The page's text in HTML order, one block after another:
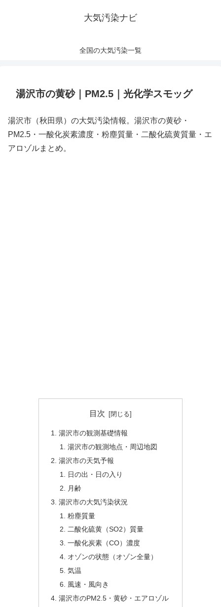
大気汚染ナビ
全国の大気汚染一覧
湯沢市の黄砂｜PM2.5｜光化学スモッグ
湯沢市（秋田県）の大気汚染情報。湯沢市の黄砂・
PM2.5・一酸化炭素濃度・粉塵質量・二酸化硫黄質量・エ
アロゾルまとめ。
目次
湯沢市の観測基礎情報
湯沢市の観測地点・周辺地図
湯沢市の天気予報
日の出・日の入り
月齢
湯沢市の大気汚染状況
粉塵質量
二酸化硫黄（SO2）質量
一酸化炭素（CO）濃度
オゾンの状態（オゾン全量）
気温
風速・風向き
湯沢市のPM2.5・黄砂・エアロゾル